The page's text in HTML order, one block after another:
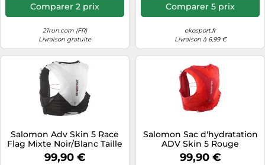
Comparer 2 prix
21run.com (FR)
Livraison gratuite
Comparer 5 prix
ekosport.fr
Livraison à 6,99 €
Salomon Adv Skin 5 Race
Flag Mixte Noir/Blanc Taille
XL Modèle 2025
99,90 €
Salomon Sac d'hydratation
ADV Skin 5 Rouge
99,90 €